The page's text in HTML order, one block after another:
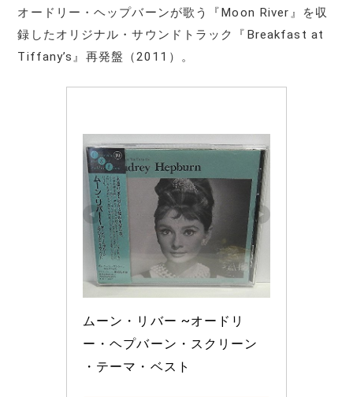
オードリー・ヘップバーンが歌う『Moon River』を収
録したオリジナル・サウンドトラック『Breakfast at
Tiffany’s』再発盤（2011）。
ムーン・リバー ~オードリ
ー・ヘプバーン・スクリーン
・テーマ・ベスト